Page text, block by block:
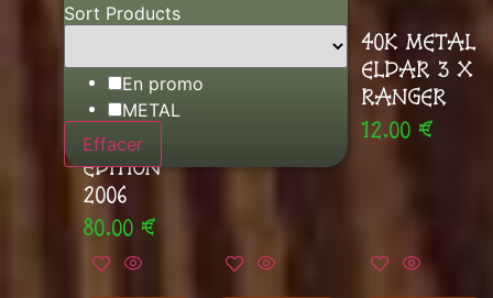
Sort Products
En promo
METAL
Effacer
40K
AUTARCH
ELDAR
LIMITED
EDITION
2006
80.00 €
ELDAR 2 X
40K METAL
ELDAR 3 X
RANGER
12.00 €